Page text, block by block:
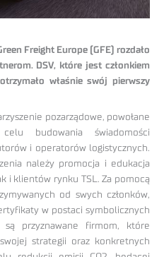
Freight Europe (GFE) rozdało
DSV, które jest członkiem
właśnie swój pierwszy
pozarządowe, powołane
budowania świadomości
i operatorów logistycznych.
należy promocja i edukacja
i klientów rynku TSL. Za pomocą
od swych członków,
w postaci symbolicznych
przyznawane firmom, które
strategii oraz konkretnych